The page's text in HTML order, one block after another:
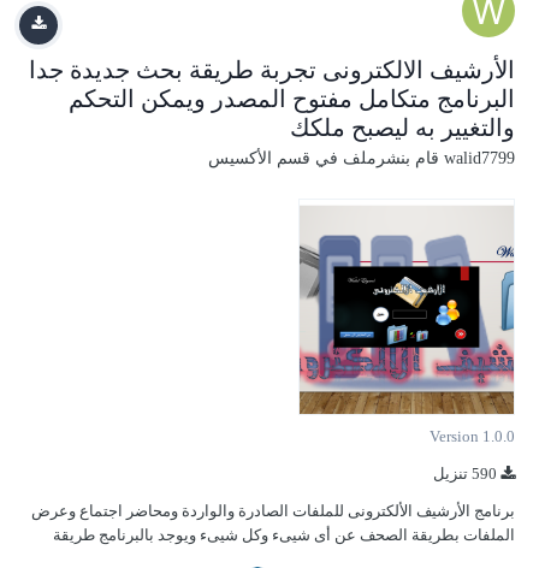
الأرشيف الالكترونى تجربة طريقة بحث جديدة جدا
البرنامج متكامل مفتوح المصدر ويمكن التحكم
والتغيير به ليصبح ملكك
walid7799 قام بنشرملف في قسم الأكسيس
Version 1.0.0
برنامج الأرشيف الألكترونى للملفات الصادرة والواردة ومحاضر اجتماع وعرض
الملفات بطريقة الصحف عن أى شيىء وكل شيىء ويوجد بالبرنامج طريقة